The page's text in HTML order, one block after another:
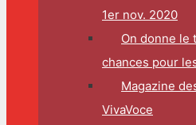
1er nov. 2020
On donne le
chances pour
Magazine
VivaVoce